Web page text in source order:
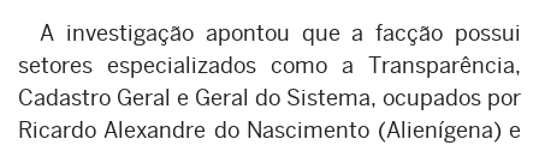
A investigação apontou que a facção possui
setores especializados como a Transparência,
Cadastro Geral e Geral do Sistema, ocupados por
Ricardo Alexandre do Nascimento (Alienígena) e